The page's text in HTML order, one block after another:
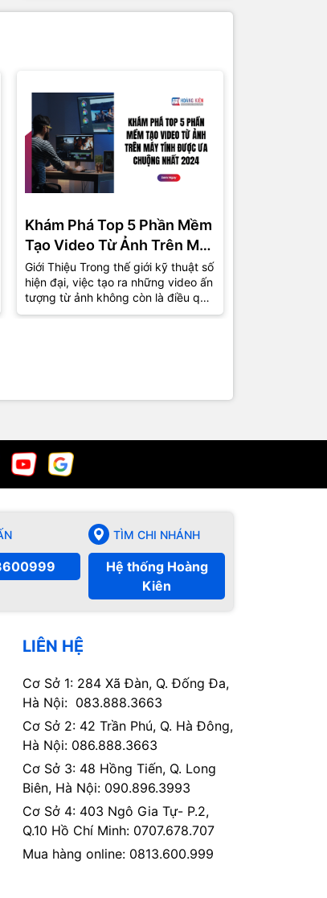
Khám Phá Top 5 Phần Mềm
Tạo Video Từ Ảnh Trên Máy
Tính Được Ưa Chuộng Nhất
2024
Giới Thiệu Trong thế giới kỹ thuật số
hiện đại, việc tạo ra những video ấn
tượng từ ảnh không còn là điều quá
xa lạ. Từ những bức ảnh kỷ...
TÌM CHI NHÁNH
Hệ thống Hoàng
Kiên
LIÊN HỆ
Cơ Sở 1: 284 Xã Đàn, Q. Đống Đa,
Hà Nội: 083.888.3663
Cơ Sở 2: 42 Trần Phú, Q. Hà Đông,
Hà Nội: 086.888.3663
Cơ Sở 3: 48 Hồng Tiến, Q. Long
Biên, Hà Nội: 090.896.3993
Cơ Sở 4: 403 Ngô Gia Tự- P.2,
Q.10 Hồ Chí Minh: 0707.678.707
Mua hàng online: 0813.600.999